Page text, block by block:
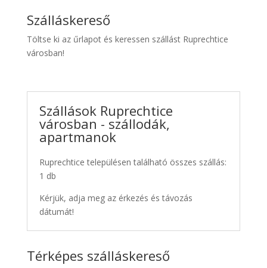
Kiwi
Taxi
Szálláskereső
Töltse ki az űrlapot és keressen szállást Ruprechtice
városban!
Szállások Ruprechtice
városban - szállodák,
apartmanok
Ruprechtice településen található összes szállás:
1 db
Kérjük, adja meg az érkezés és távozás
dátumát!
Térképes szálláskereső